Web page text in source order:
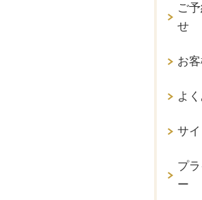
ご
せ
お
よ
サ
プ
ー